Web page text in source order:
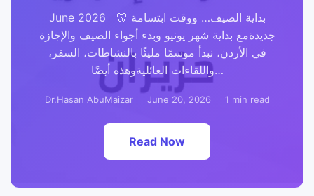
June 2026 🦷 بداية الصيف… ووقت ابتسامة
جديدةمع بداية شهر يونيو وبدء أجواء الصيف والإجازة
في الأردن، نبدأ موسمًا مليئًا بالنشاطات، السفر،
واللقاءات العائليةوهذه أيضًا…
Dr.Hasan AbuMaizar June 20, 2026 1 min read
Read Now